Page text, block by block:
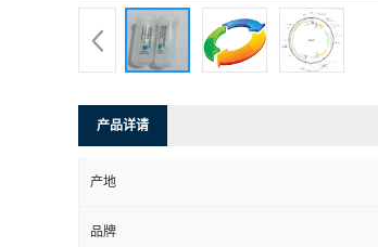
产品详请
产地
品牌